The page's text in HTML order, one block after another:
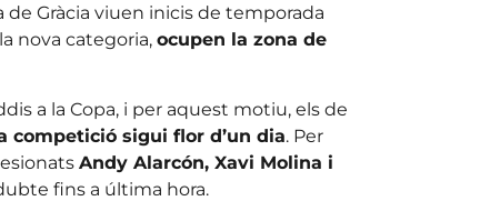
de Gràcia viuen inicis de temporada
nova categoria, ocupen la zona de
a la Copa, i per aquest motiu, els de
competició sigui flor d’un dia. Per
Andy Alarcón, Xavi Molina i
fins a última hora.